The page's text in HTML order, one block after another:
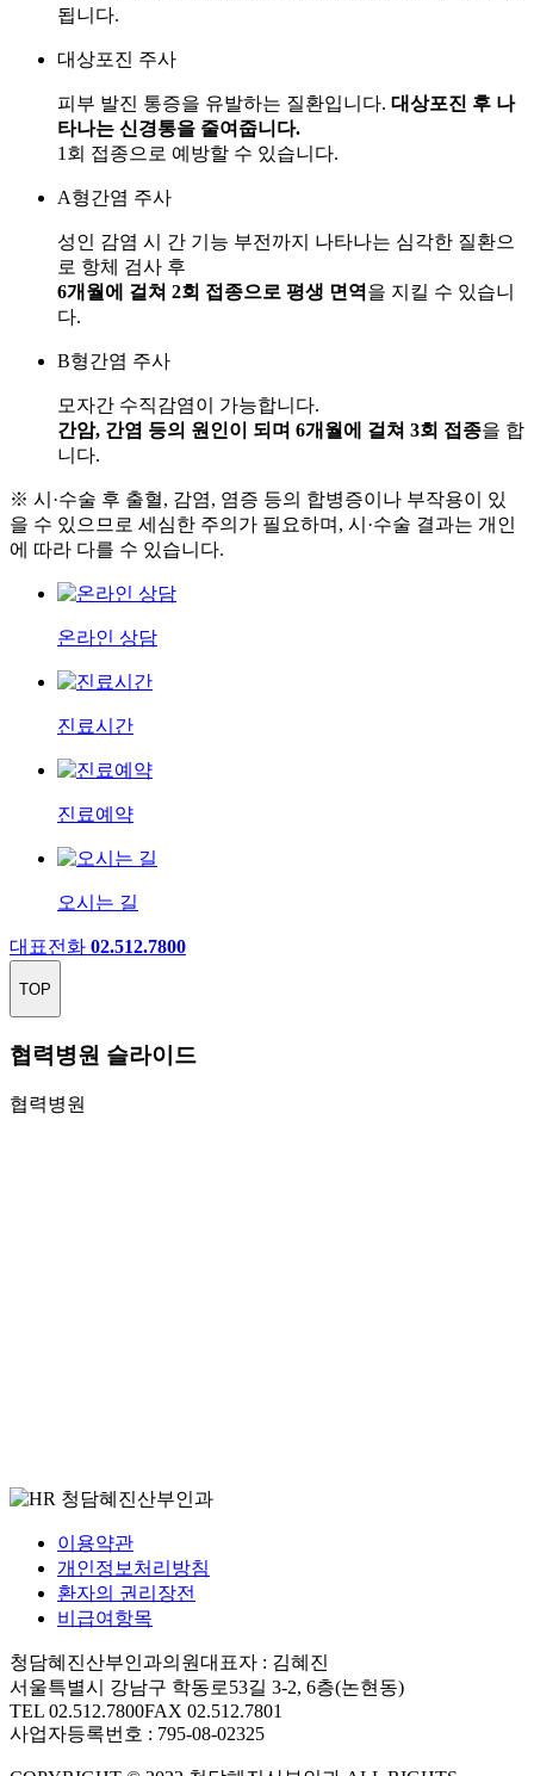
됩니다.
대상포진 주사
피부 발진 통증을 유발하는 질환입니다. 대상포진 후 나
타나는 신경통을 줄여줍니다.
1회 접종으로 예방할 수 있습니다.
A형간염 주사
성인 감염 시 간 기능 부전까지 나타나는 심각한 질환으
로 항체 검사 후
6개월에 걸쳐 2회 접종으로 평생 면역을 지킬 수 있습니
다.
B형간염 주사
모자간 수직감염이 가능합니다.
간암, 간염 등의 원인이 되며 6개월에 걸쳐 3회 접종을 합
니다.
※ 시·수술 후 출혈, 감염, 염증 등의 합병증이나 부작용이 있
을 수 있으므로 세심한 주의가 필요하며, 시·수술 결과는 개인
에 따라 다를 수 있습니다.
온라인 상담
진료시간
진료예약
오시는 길
대표전화 02.512.7800
TOP
협력병원 슬라이드
협력병원
이용약관
개인정보처리방침
환자의 권리장전
비급여항목
청담혜진산부인과의원대표자 : 김혜진
서울특별시 강남구 학동로53길 3-2, 6층(논현동)
TEL 02.512.7800FAX 02.512.7801
사업자등록번호 : 795-08-02325